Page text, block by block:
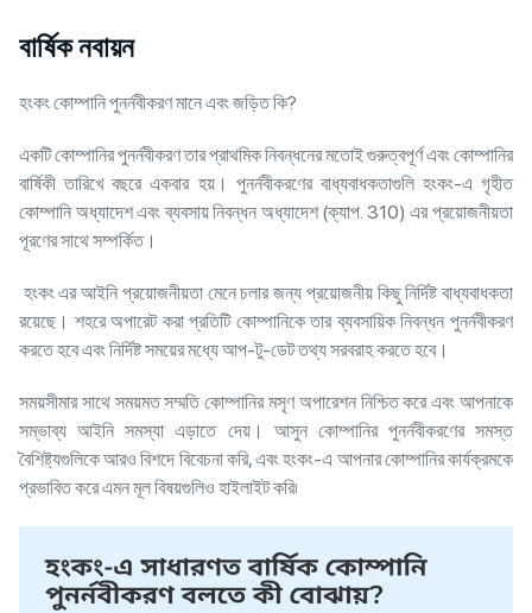
বার্ষিক নবায়ন
হংকং কোম্পানি পুনর্নবীকরণ মানে এবং জড়িত কি?
একটি কোম্পানির পুনর্নবীকরণ তার প্রাথমিক নিবন্ধনের মতোই গুরুত্বপূর্ণ এবং কোম্পানির
বার্ষিকী তারিখে বছরে একবার হয়। পুনর্নবীকরণের বাধ্যবাধকতাগুলি হংকং-এ গৃহীত
কোম্পানি অধ্যাদেশ এবং ব্যবসায় নিবন্ধন অধ্যাদেশ (ক্যাপ. 310) এর প্রয়োজনীয়তা
পূরণের সাথে সম্পর্কিত।
হংকং এর আইনি প্রয়োজনীয়তা মেনে চলার জন্য প্রয়োজনীয় কিছু নির্দিষ্ট বাধ্যবাধকতা
রয়েছে। শহরে অপারেট করা প্রতিটি কোম্পানিকে তার ব্যবসায়িক নিবন্ধন পুনর্নবীকরণ
করতে হবে এবং নির্দিষ্ট সময়ের মধ্যে আপ-টু-ডেট তথ্য সরবরাহ করতে হবে।
সময়সীমার সাথে সময়মত সম্মতি কোম্পানির মসৃণ অপারেশন নিশ্চিত করে এবং আপনাকে
সম্ভাব্য আইনি সমস্যা এড়াতে দেয়। আসুন কোম্পানির পুনর্নবীকরণের সমস্ত
বৈশিষ্ট্যগুলিকে আরও বিশদে বিবেচনা করি, এবং হংকং-এ আপনার কোম্পানির কার্যক্রমকে
প্রভাবিত করে এমন মূল বিষয়গুলিও হাইলাইট করি৷